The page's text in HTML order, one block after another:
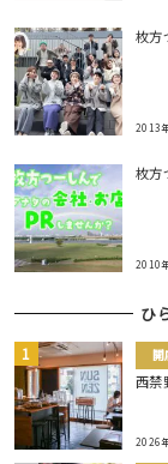
枚方
2013
枚方
2010
ひ
開
西禁
2026